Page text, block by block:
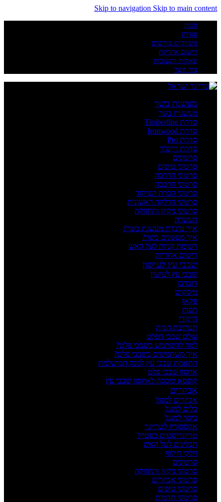
Skip to navigation Skip to main content
חנות
אודות
משווקים מורשים
רישום אחריות
שאלות ותשובות
צור קשר
מעשנת בשר
מעשנות בשר
סדרת Timberline
סדרת Ironwood
סדרת Pro
סדרת ריינג'ר
סרטונים
סרטוני טיפים
סרטוני הדרכה
סרטוני הרכבה
סרטוני הכרת הפיקוד
סרטוני הדלקה ראשונית
סרטוני ניקיון ותחזוקה
העשרה
איך עובדת מעשנת בשר?
איך מעשנים בשר?
רשימת קניות לעל האש
רישום אחריות
שבבי עץ לעישון
שבבי עץ לעישון
דובדבן
מיסקיט
פקאן
תפוח
היקורי
תערובת הבית
עולם שבבי הפלט
למה להשתמש בשבבי פלט?
איך משתמשים בשבבי פלט?
התאמת שבבי עץ למנה המושלמת
אחסון שבבי פלט
קופסא ומכסה לאחסון שבבי עץ
אביזרים
אביזרים למנגל
כלים למנגל
כיסוי למנגל
אקססוריז לטרייגר
טרייגריסטים בסטייל
תבלינים לעל האש
חלקי חילוף
סרטונים
סרטוני ניקיון ותחזוקה
סרטוני אביזרים
סרטוני טיפים
סרטוני תדמית